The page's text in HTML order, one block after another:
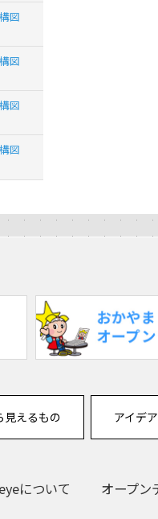
図
図
図
図
見えるもの アイデ
について オープン